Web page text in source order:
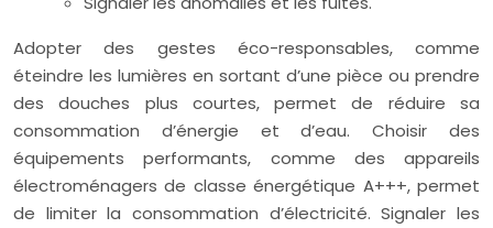
Adopter des gestes éco-responsables, comme
éteindre les lumières en sortant d’une pièce ou prendre
des douches plus courtes, permet de réduire sa
consommation d’énergie et d’eau. Choisir des
équipements performants, comme des appareils
électroménagers de classe énergétique A+++, permet
de limiter la consommation d’électricité. Signaler les